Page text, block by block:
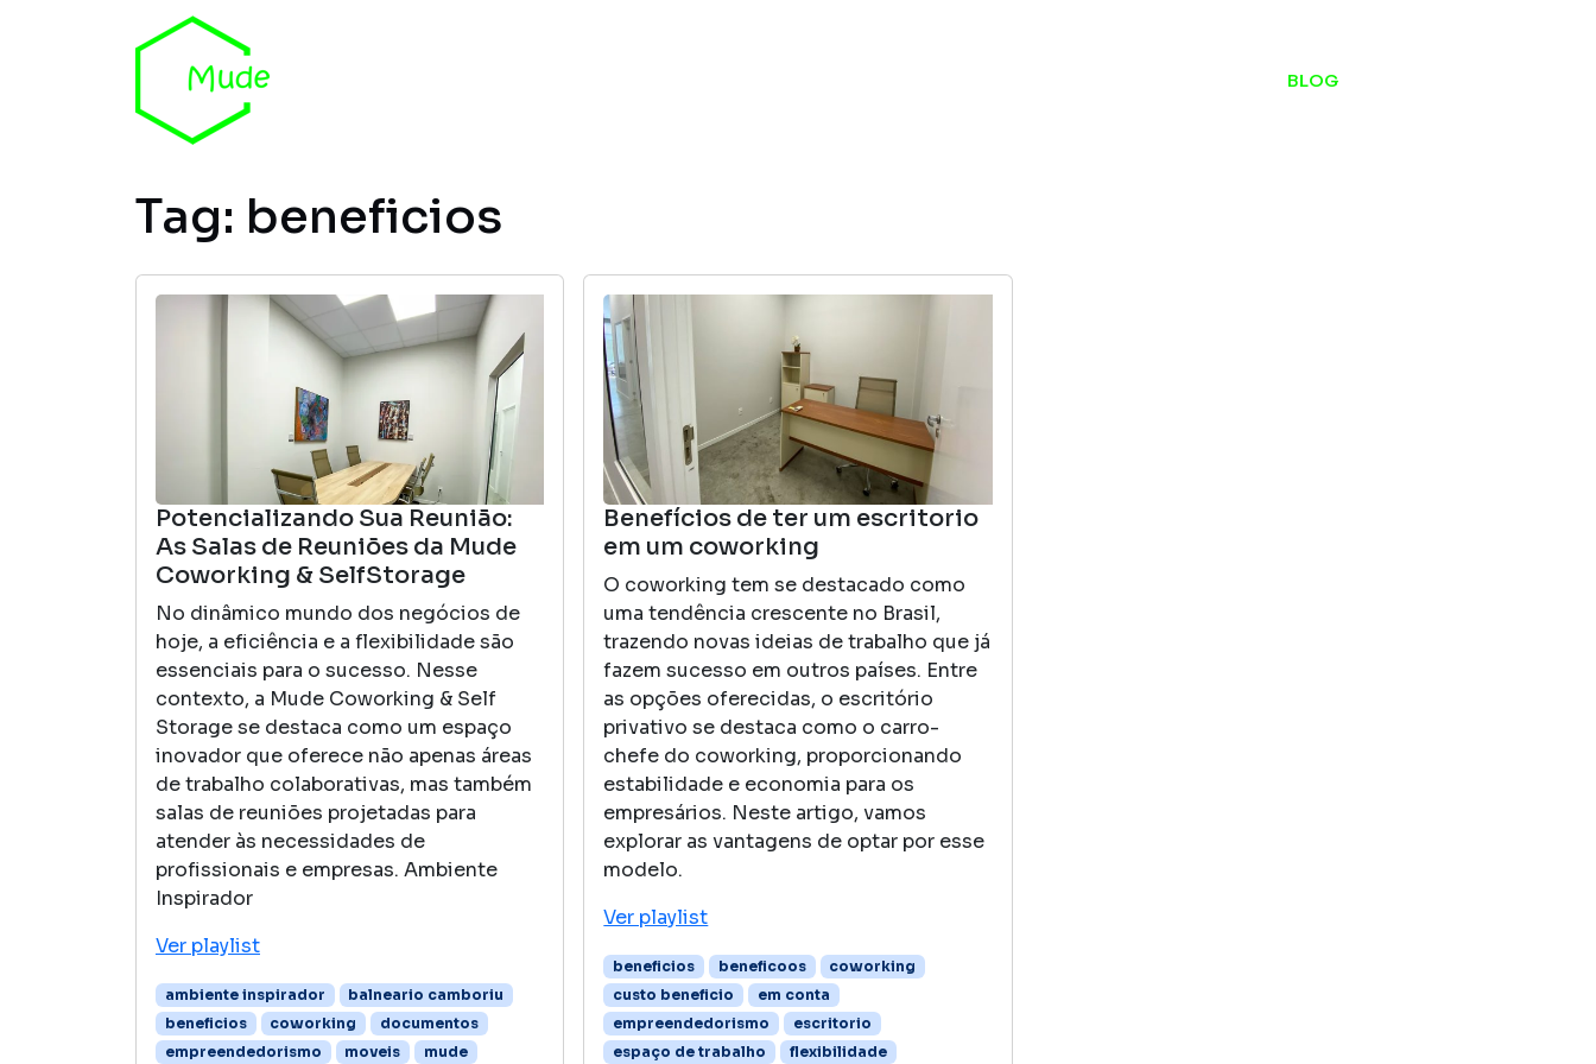
BLOG
Tag: beneficios
Potencializando Sua Reunião:
As Salas de Reuniões da Mude
Coworking & SelfStorage
No dinâmico mundo dos negócios de
hoje, a eficiência e a flexibilidade são
essenciais para o sucesso. Nesse
contexto, a Mude Coworking & Self
Storage se destaca como um espaço
inovador que oferece não apenas áreas
de trabalho colaborativas, mas também
salas de reuniões projetadas para
atender às necessidades de
profissionais e empresas. Ambiente
Inspirador
Ver playlist
ambiente inspirador
balneario camboriu
beneficios
coworking
documentos
empreendedorismo
moveis mude
Benefícios de ter um escritorio
em um coworking
O coworking tem se destacado como
uma tendência crescente no Brasil,
trazendo novas ideias de trabalho que já
fazem sucesso em outros países. Entre
as opções oferecidas, o escritório
privativo se destaca como o carro-
chefe do coworking, proporcionando
estabilidade e economia para os
empresários. Neste artigo, vamos
explorar as vantagens de optar por esse
modelo.
Ver playlist
beneficios beneficoos
coworking
custo beneficio
em conta
empreendedorismo
escritorio
espaço de trabalho
flexibilidade